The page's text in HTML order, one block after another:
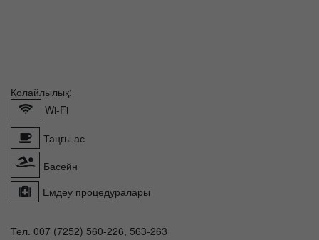
Қолайлылық:
Wi-Fi
Таңғы ас
Басейн
Емдеу процедуралары
Тел. 007 (7252) 560-226, 563-263